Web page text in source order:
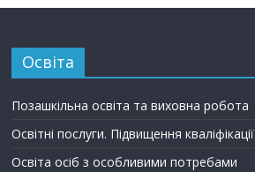
Освіта
Позашкільна освіта та виховна робота
Освітні послуги. Підвищення кваліфікації
Освіта осіб з особливими потребами